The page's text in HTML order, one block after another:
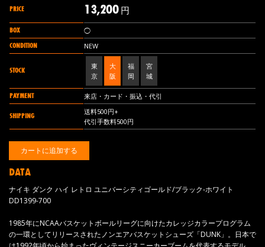
PRICE 13,200円
BOX ◯
CONDITION NEW
STOCK
東
京
大
阪
福
岡
宮
城
PAYMENT 来店・カード・振込・代引
SHIPPING
送料500円+
代引手数料500円
DATA
ナイキ ダンク ハイ レトロ ユニバーシティゴールド/ブラック-ホワイト
DD1399-700
1985年にNCAAバスケットボールリーグに向けたカレッジカラープログラム
の一環としてリリースされたノンエアバスケットシューズ「DUNK」。日本で